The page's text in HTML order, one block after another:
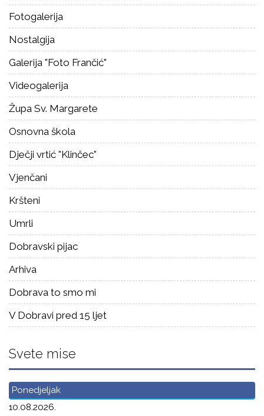
Fotogalerija
Nostalgija
Galerija "Foto Frančić"
Videogalerija
Župa Sv. Margarete
Osnovna škola
Dječji vrtić "Klinčec"
Vjenčani
Kršteni
Umrli
Dobravski pijac
Arhiva
Dobrava to smo mi
V Dobravi pred 15 ljet
Svete mise
Ponedjeljak
10.08.2026.